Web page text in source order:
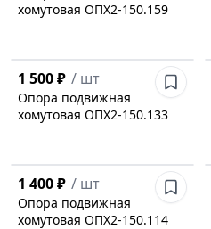
хомутовая ОПХ2-150.159
1 500 ₽ / шт
Опора подвижная
хомутовая ОПХ2-150.133
1 400 ₽ / шт
Опора подвижная
хомутовая ОПХ2-150.114